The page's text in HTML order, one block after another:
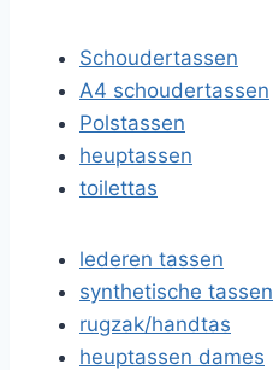
Schoudertassen
A4 schoudertassen
Polstassen
heuptassen
toilettas
lederen tassen
synthetische tassen
rugzak/handtas
heuptassen dames